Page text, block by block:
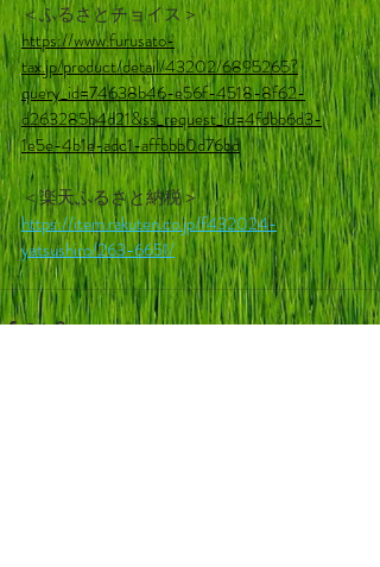
＜ふるさとチョイス＞
https://www.furusato-
tax.jp/product/detail/43202/6895265?
query_id=74638b46-e56f-4518-8f62-
d263285b4d21&ss_request_id=4fdbb6d3-
1e5e-4b1e-adc1-affbbb0d76bd
＜楽天ふるさと納税＞
https://item.rakuten.co.jp/f432024-
yatsushiro/263-6651/